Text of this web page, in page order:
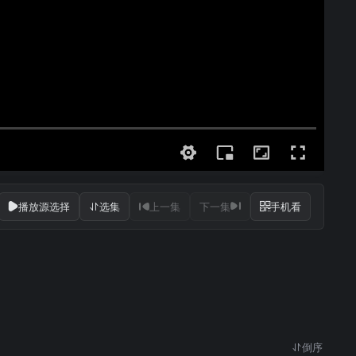
播放源选择 选集 上一集 下一集 手机看
倒序